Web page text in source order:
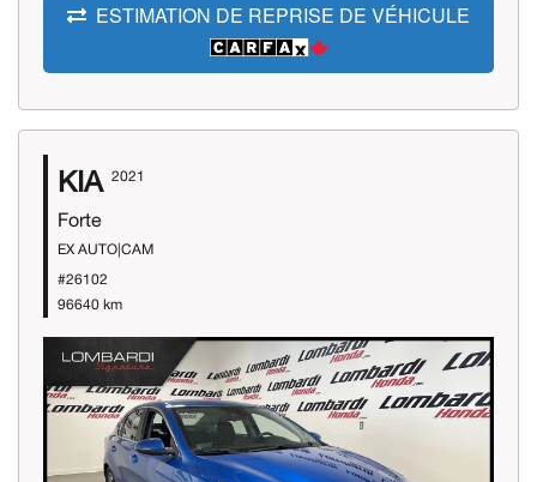
ESTIMATION DE REPRISE DE VÉHICULE
KIA 2021
Forte
EX AUTO|CAM
#26102
96640 km